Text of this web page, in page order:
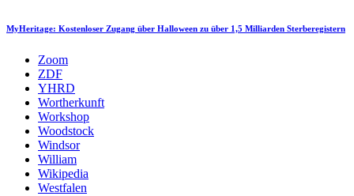
MyHeritage: Kostenloser Zugang über Halloween zu über 1,5 Milliarden Sterberegistern
Zoom
ZDF
YHRD
Wortherkunft
Workshop
Woodstock
Windsor
William
Wikipedia
Westfalen